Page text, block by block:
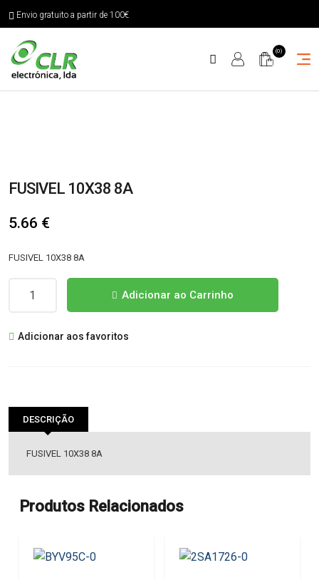
Envio gratuito a partir de 100€
(0)
FUSIVEL 10X38 8A
5.66 €
FUSIVEL 10X38 8A
10X38
Adicionar ao Carrinho
Adicionar aos favoritos
DESCRIÇÃO
FUSIVEL 10X38 8A
Produtos Relacionados